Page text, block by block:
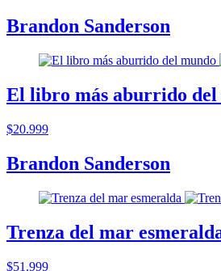
Brandon Sanderson
El libro más aburrido del
$20.999
Brandon Sanderson
Trenza del mar
$51.999